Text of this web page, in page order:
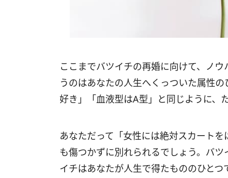
ここまでバツイチの再婚に向けて、ノ
うのはあなたの人生へくっついた属性
好き」「血液型はA型」と同じように、
あなただって「女性には絶対スカート
も傷つかずに別れられるでしょう。バ
イチはあなたが人生で得たもののひと